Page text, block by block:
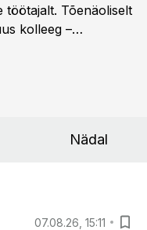
töötajalt. Tõenäoliselt
kolleeg –
Nädal
07.08.26, 15:11